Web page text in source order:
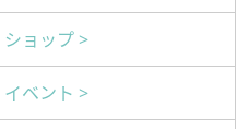
ショップ >
イベント >